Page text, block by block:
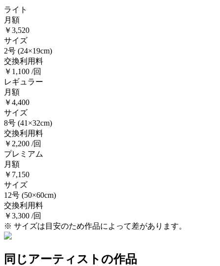
ライト
月額
￥3,520
サイズ
2号 (24×19cm)
交換利用料
￥1,100 /回
レギュラー
月額
￥4,400
サイズ
8号 (41×32cm)
交換利用料
￥2,200 /回
プレミアム
月額
￥7,150
サイズ
12号 (50×60cm)
交換利用料
￥3,300 /回
※ サイズは目安のため作品によって差があります。
同じアーティストの作品